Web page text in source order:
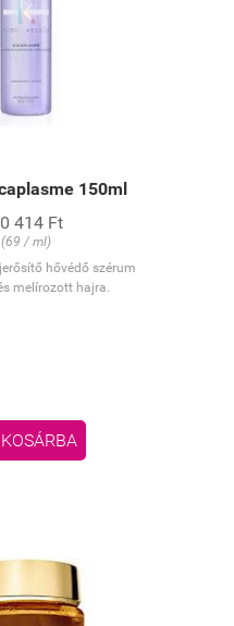
150ml
414 Ft
(69 / ml)
hővédő szérum
melírozott hajra.
KOSÁRBA